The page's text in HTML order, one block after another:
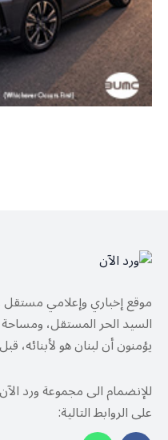
موقع إخباري وإعلامي مستقل
السيد الحر المستقل،
يؤمنون أن لبنان هو
للإنضمام الى مجموعة ورد
على الروابط التالية: